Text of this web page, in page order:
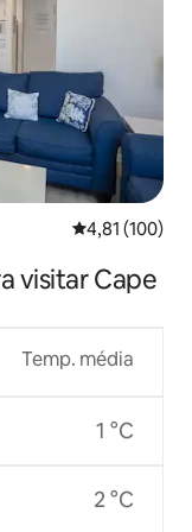
4,81 de uma
4,81 (100)
visitar Cape
Temp. média
1 °C
2 °C